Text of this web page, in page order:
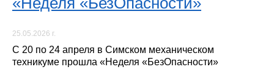
25.05.2026 г.
С 20 по 24 апреля в Симском механическом
техникуме прошла «Неделя «БезОпасности»